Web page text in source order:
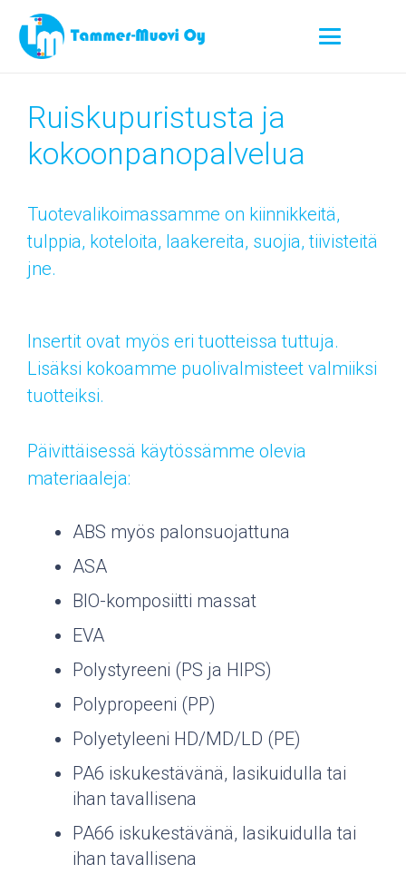
Ruiskupuristusta ja
kokoonpanopalvelua
Tuotevalikoimassamme on kiinnikkeitä,
tulppia, koteloita, laakereita, suojia, tiivisteitä
jne.
Insertit ovat myös eri tuotteissa tuttuja.
Lisäksi kokoamme puolivalmisteet valmiiksi
tuotteiksi.
Päivittäisessä käytössämme olevia
materiaaleja:
ABS myös palonsuojattuna
ASA
BIO-komposiitti massat
EVA
Polystyreeni (PS ja HIPS)
Polypropeeni (PP)
Polyetyleeni HD/MD/LD (PE)
PA6 iskukestävänä, lasikuidulla tai
ihan tavallisena
PA66 iskukestävänä, lasikuidulla tai
ihan tavallisena